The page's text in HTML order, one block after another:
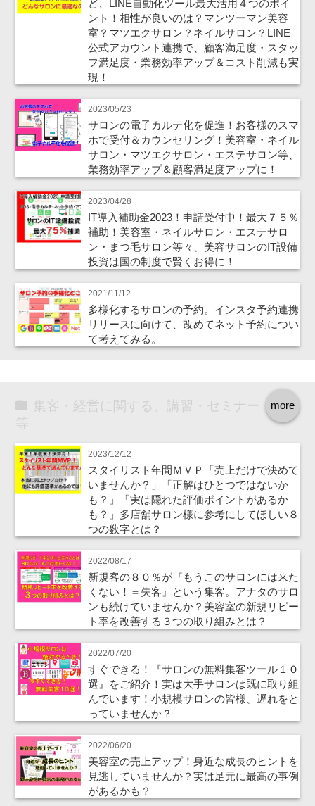
ど、LINE自動化ツール最大活用４つのポイ
ント！相性が良いのは？マンツーマン美容
室？マツエクサロン？ネイルサロン？LINE
公式アカウント連携で、顧客満足度・スタッ
フ満足度・業務効率アップ＆コスト削減も実
現！
2023/05/23
サロンの電子カルテ化を促進！お客様のスマ
ホで受付＆カウンセリング！美容室・ネイル
サロン・マツエクサロン・エステサロン等、
業務効率アップ＆顧客満足度アップに！
2023/04/28
IT導入補助金2023！申請受付中！最大７５％
補助！美容室・ネイルサロン・エステサロ
ン・まつ毛サロン等々、美容サロンのIT設備
投資は国の制度で賢くお得に！
2021/11/12
多様化するサロンの予約。インスタ予約連携
リリースに向けて、改めてネット予約につい
て考えてみる。
more
集客・経営に関する、講習・セミナー
等
2023/12/12
スタイリスト年間ＭＶＰ「売上だけで決めて
いませんか？」「正解はひとつではないか
も？」「実は隠れた評価ポイントがあるか
も？」多店舗サロン様に参考にしてほしい８
つの数字とは？
2022/08/17
新規客の８０％が『もうこのサロンには来た
くない！＝失客』という集客。アナタのサロ
ンも続けていませんか？美容室の新規リピー
ト率を改善する３つの取り組みとは？
2022/07/20
すぐできる！『サロンの無料集客ツール１０
選』をご紹介！実は大手サロンは既に取り組
んでいます！小規模サロンの皆様、遅れをと
っていませんか？
2022/06/20
美容室の売上アップ！身近な成長のヒントを
見逃していませんか？実は足元に最高の事例
があるかも？